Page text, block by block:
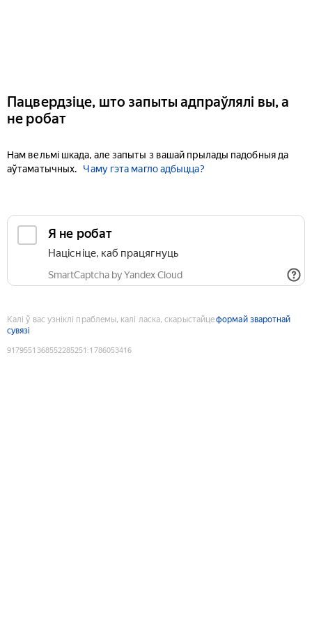
Пацвердзіце, што запыты адпраўлялі вы, а
не робат
Нам вельмі шкада, але запыты з вашай прылады падобныя да
аўтаматычных.
Чаму гэта магло адбыцца?
Я не робат
Націсніце, каб працягнуць
SmartCaptcha by Yandex Cloud
Калі ў вас узніклі праблемы, калі ласка, скарыстайцеформай зваротнай
сувязі
9179551368552285251 :1786053416